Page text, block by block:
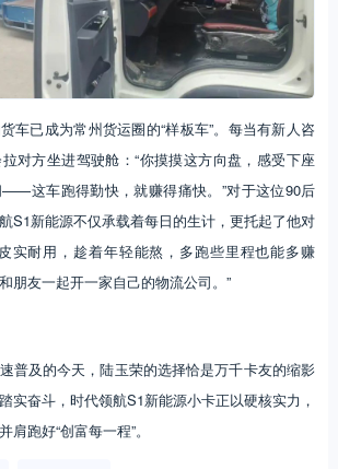
车已成为常州货运圈的“样板车”。每当有新人咨
对方坐进驾驶舱：“你摸摸这方向盘，感受下座
这车跑得勤快，就赚得痛快。”对于这位90后
S1新能源不仅承载着每日的生计，更托起了他对
实耐用，趁着年轻能熬，多跑些里程也能多赚
朋友一起开一家自己的物流公司。”
普及的今天，陆玉荣的选择恰是万千卡友的缩影
奋斗，时代领航S1新能源小卡正以硬核实力，
跑好“创富每一程”。